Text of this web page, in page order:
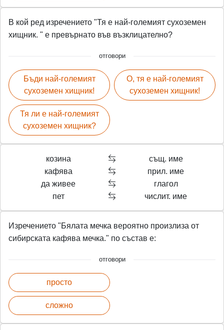
В кой ред изречението "Тя е най-големият сухоземен
хищник. " е превърнато във възклицателно?
отговори
Бъди най-големият
сухоземен хищник!
Тя ли е най-големият
сухоземен хищник?
О, тя е най-големият
сухоземен хищник!
козина
същ. име
кафява
прил. име
да живее
глагол
пет
числит. име
Изречението "Бялата мечка вероятно произлиза от
сибирската кафява мечка." по състав е:
отговори
просто
сложно